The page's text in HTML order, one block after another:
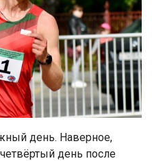
день. Наверное,
день после